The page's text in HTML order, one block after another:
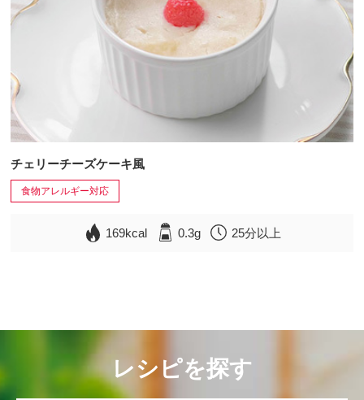
チェリーチーズケーキ風
食物アレルギー対応
169kcal 0.3g 25分以上
レシピを探す